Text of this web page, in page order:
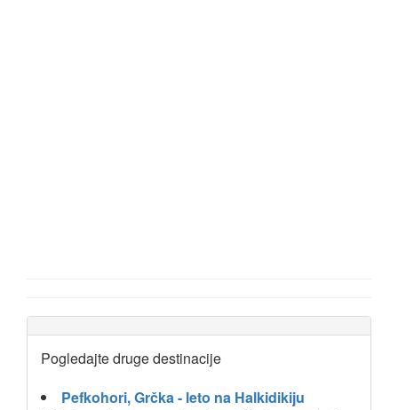
Pogledajte druge destinacije
Pefkohori, Grčka - leto na Halkidikiju